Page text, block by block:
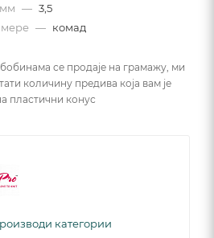
— 3,5
— комад
се продаје на грамажу, ми
количину предива која вам је
пластични конус
категории